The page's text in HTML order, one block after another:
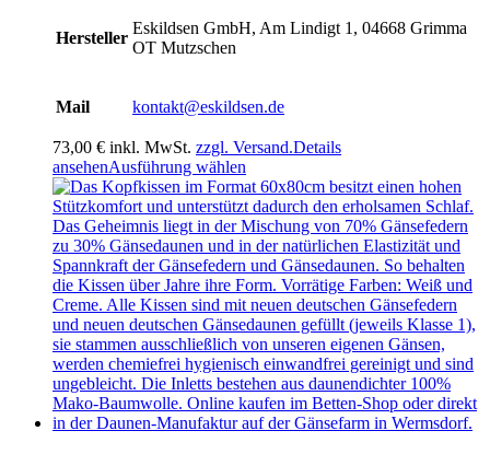
Hersteller
Eskildsen GmbH, Am Lindigt 1, 04668 Grimma
OT Mutzschen
Mail kontakt@eskildsen.de
73,00 € inkl. MwSt. zzgl. Versand.Details
ansehenAusführung wählen
Produkt
weist
mehrere
Varianten
auf.
Die
Optionen
können
auf
der
Produktseite
gewählt
werden